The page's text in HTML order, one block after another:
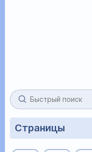
Страницы